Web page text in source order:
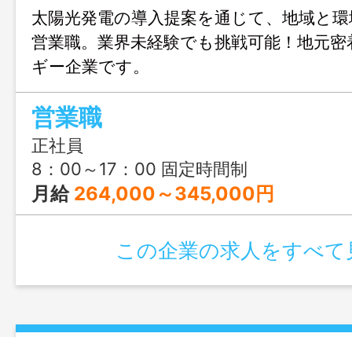
太陽光発電の導入提案を通じて、地域と
営業職。業界未経験でも挑戦可能！地元
ギー企業です。
営業職
正社員
8：00～17：00 固定時間制
月給 264,000～345,000円
この企業の求人をすべて